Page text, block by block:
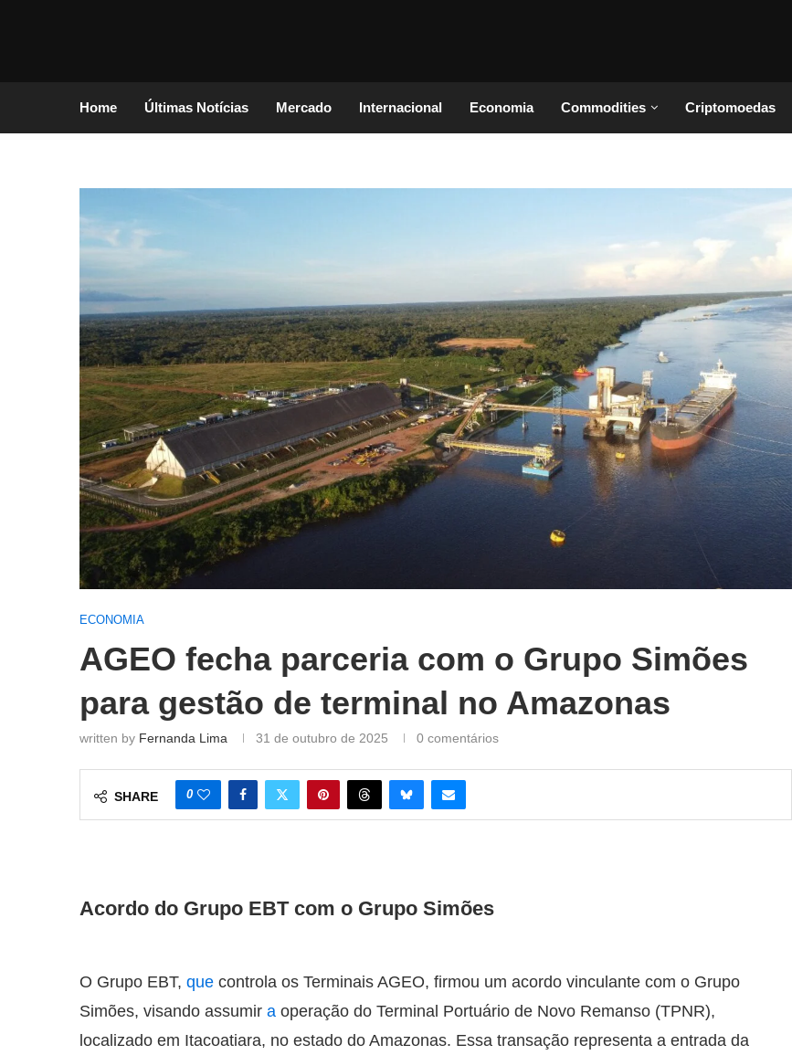
Home Últimas Notícias Mercado Internacional Economia Commodities Criptomoedas
ECONOMIA
AGEO fecha parceria com o Grupo Simões
para gestão de terminal no Amazonas
written by Fernanda Lima 31 de outubro de 2025 0 comentários
SHARE 0
Acordo do Grupo EBT com o Grupo Simões
O Grupo EBT, que controla os Terminais AGEO, firmou um acordo vinculante com o Grupo
Simões, visando assumir a operação do Terminal Portuário de Novo Remanso (TPNR),
localizado em Itacoatiara, no estado do Amazonas. Essa transação representa a entrada da